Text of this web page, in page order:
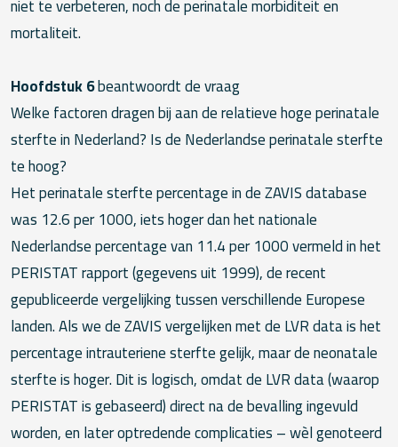
niet te verbeteren, noch de perinatale morbiditeit en
mortaliteit.
Hoofdstuk 6beantwoordt de vraag
Welke factoren dragen bij aan de relatieve hoge perinatale
sterfte in Nederland? Is de Nederlandse perinatale sterfte
te hoog?
Het perinatale sterfte percentage in de ZAVIS database
was 12.6 per 1000, iets hoger dan het nationale
Nederlandse percentage van 11.4 per 1000 vermeld in het
PERISTAT rapport (gegevens uit 1999), de recent
gepubliceerde vergelijking tussen verschillende Europese
landen. Als we de ZAVIS vergelijken met de LVR data is het
percentage intrauteriene sterfte gelijk, maar de neonatale
sterfte is hoger. Dit is logisch, omdat de LVR data (waarop
PERISTAT is gebaseerd) direct na de bevalling ingevuld
worden, en later optredende complicaties – wèl genoteerd